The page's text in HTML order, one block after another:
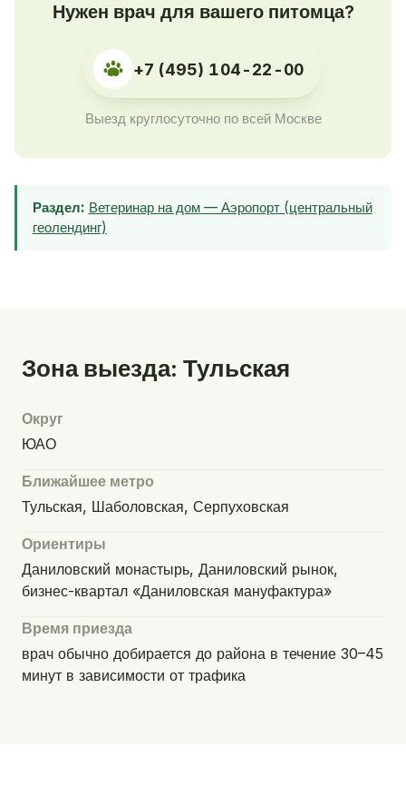
Нужен врач для вашего питомца?
+7 (495) 104-22-00
Выезд круглосуточно по всей Москве
Раздел: Ветеринар на дом — Аэропорт (центральный
геолендинг)
Зона выезда: Тульская
Округ
ЮАО
Ближайшее метро
Тульская, Шаболовская, Серпуховская
Ориентиры
Даниловский монастырь, Даниловский рынок,
бизнес-квартал «Даниловская мануфактура»
Время приезда
врач обычно добирается до района в течение 30–45
минут в зависимости от трафика